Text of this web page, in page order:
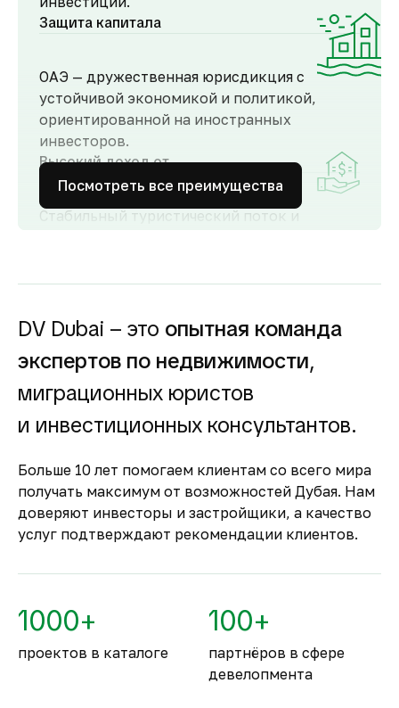
Защита капитала
ОАЭ — дружественная юрисдикция с
устойчивой экономикой и политикой,
ориентированной на иностранных
инвесторов.
Высокий доход от
аренды
Стабильный туристический поток и
доходность для инвесторов как от
аренды.
строящуюся
недвижимость
Оплата за объект поступает на эскроу-счёт.
Застройщик сможет получить с него деньги
только после ввода объекта в
Комфортное и
безопасное место для
жизни
По уровню безопасности жизни
занимают второе место в мире.
Посмотреть все преимущества
DV Dubai – это опытная команда
экспертов по недвижимости,
миграционных юристов
и инвестиционных консультантов.
Больше 10 лет помогаем клиентам со всего мира
получать максимум от возможностей Дубая. Нам
доверяют инвесторы и застройщики, а качество
услуг подтверждают рекомендации клиентов.
1000+
проектов в каталоге
100+
партнёров в сфере
девелопмента